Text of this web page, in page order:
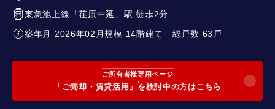
東急池上線 「荏原中延 」駅 徒歩2分
築年月 2026年02月規模 14階建て 総戸数 63戸
ご所有者様専用ページ
「ご売却・賃貸活用」を検討中の方はこちら